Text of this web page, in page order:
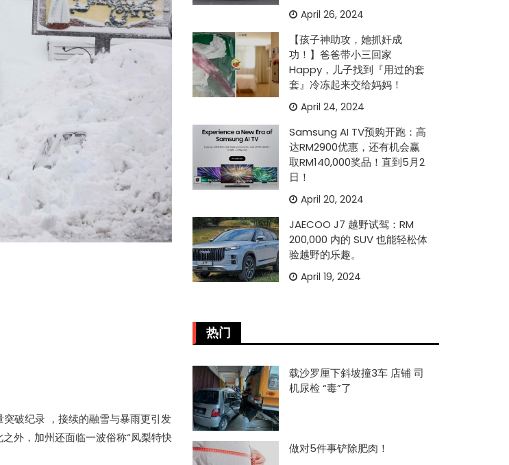
突破纪录 ，接续的融雪与暴雨更引发
外，加州还面临一波俗称“凤梨特快
April 26, 2024
【孩子神助攻，她抓奸成
功！】爸爸带小三回家
Happy，儿子找到『用过的套
套』冷冻起来交给妈妈！
April 24, 2024
Samsung AI TV预购开跑：高
达RM2900优惠，还有机会赢
取RM140,000奖品！直到5月2
日！
April 20, 2024
JAECOO J7 越野试驾：RM
200,000 内的 SUV 也能轻松体
验越野的乐趣。
April 19, 2024
热门
载沙罗厘下斜坡撞3车 店铺 司
机尿检 “毒”了
做对5件事铲除肥肉！